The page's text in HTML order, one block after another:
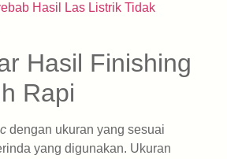
Hasil Las Listrik Tidak
Hasil Finishing
Rapi
dengan ukuran yang sesuai
yang digunakan. Ukuran